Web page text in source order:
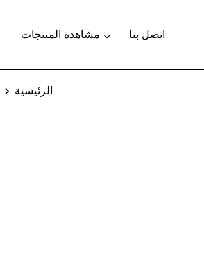
مشاهدة المنتجات اتصل بنا
الرئيسية